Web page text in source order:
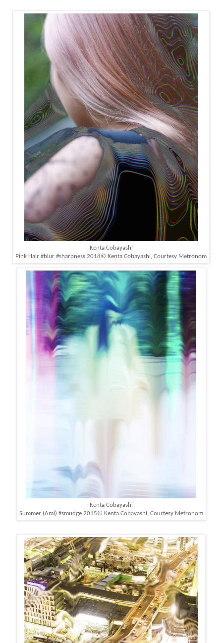
Kenta Cobayashi
Pink Hair #blur #sharpness 2018© Kenta Cobayashi, Courtesy Metronom
Kenta Cobayashi
Summer (Ami) #smudge 2015© Kenta Cobayashi, Courtesy Metronom